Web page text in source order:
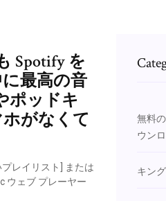
Spotify を
最高の音
ポッドキ
がなくて
レイリスト] または
ウェブ プレーヤー
無料
ウン
キン